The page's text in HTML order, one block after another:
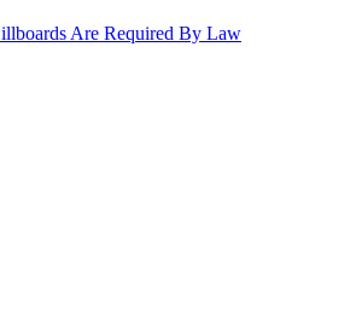
Are Required By Law